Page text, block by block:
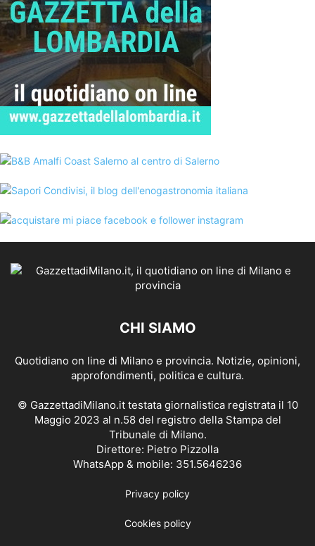
CHI SIAMO
Quotidiano on line di Milano e provincia. Notizie, opinioni,
approfondimenti, politica e cultura.
© GazzettadiMilano.it testata giornalistica registrata il 10
Maggio 2023 al n.58 del registro della Stampa del
Tribunale di Milano.
Direttore: Pietro Pizzolla
WhatsApp & mobile: 351.5646236
Privacy policy
Cookies policy